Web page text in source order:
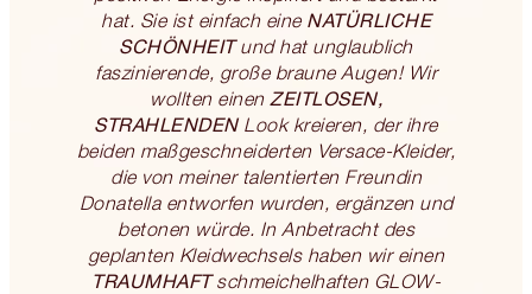
hat. Sie ist einfach eine NATÜRLICHE
SCHÖNHEITund hat unglaublich
faszinierende, große braune Augen! Wir
wollten einen ZEITLOSEN,
STRAHLENDENLook kreieren, der ihre
beiden maßgeschneiderten Versace-Kleider,
die von meiner talentierten Freundin
Donatella entworfen wurden, ergänzen und
betonen würde. In Anbetracht des
geplanten Kleidwechsels haben wir einen
TRAUMHAFTschmeichelhaften GLOW-